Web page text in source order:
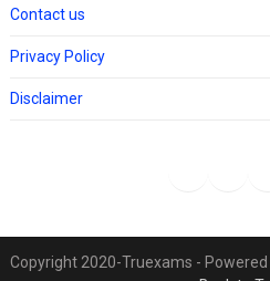
Contact us
Privacy Policy
Disclaimer
Copyright 2020-Truexams -